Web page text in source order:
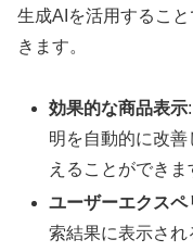
生成AIを活用するこ
きます。
効果的な商品表示
明を自動的に改
えることができま
ユーザーエクスペ
索結果に表示さ